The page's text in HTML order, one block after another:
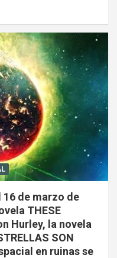
16 de marzo de
THESE
Hurley, la novela
SON
en ruinas se